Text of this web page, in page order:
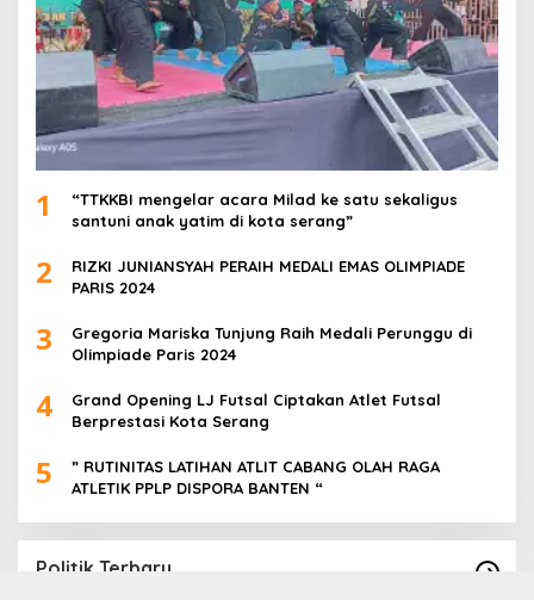
1
“TTKKBI mengelar acara Milad ke satu sekaligus
santuni anak yatim di kota serang”
2
RIZKI JUNIANSYAH PERAIH MEDALI EMAS OLIMPIADE
PARIS 2024
3
Gregoria Mariska Tunjung Raih Medali Perunggu di
Olimpiade Paris 2024
4
Grand Opening LJ Futsal Ciptakan Atlet Futsal
Berprestasi Kota Serang
5
” RUTINITAS LATIHAN ATLIT CABANG OLAH RAGA
ATLETIK PPLP DISPORA BANTEN “
Politik Terbaru